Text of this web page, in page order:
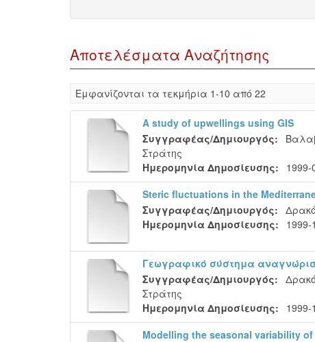
Αποτελέσματα Αναζήτησης
Eμφανίζονται τα τεκμήρια 1-10 από 22
A study of upwellings using GIS
Συγγραφέας/Δημιουργός:
Στράτης
Ημερομηνία Δημοσίευσης:
1999-
Steric fluctuations in the
Συγγραφέας/Δημιουργός:
Ημερομηνία Δημοσίευσης:
1999-
Γεωγραφικό σύστημα
Συγγραφέας/Δημιουργός:
Στράτης
Ημερομηνία Δημοσίευσης:
1999-
Modelling the seasonal variability